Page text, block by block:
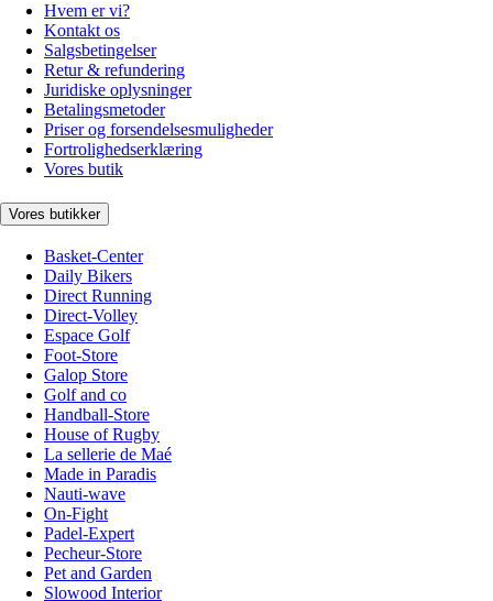
Hvem er vi?
Kontakt os
Salgsbetingelser
Retur & refundering
Juridiske oplysninger
Betalingsmetoder
Priser og forsendelsesmuligheder
Fortrolighedserklæring
Vores butik
Vores butikker
Basket-Center
Daily Bikers
Direct Running
Direct-Volley
Espace Golf
Foot-Store
Galop Store
Golf and co
Handball-Store
House of Rugby
La sellerie de Maé
Made in Paradis
Nauti-wave
On-Fight
Padel-Expert
Pecheur-Store
Pet and Garden
Slowood Interior